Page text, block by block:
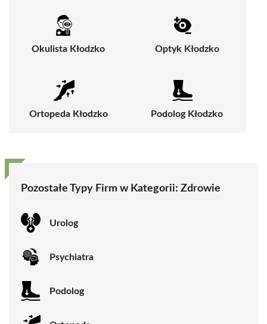
Okulista Kłodzko Optyk Kłodzko
Ortopeda Kłodzko Podolog Kłodzko
Pozostałe Typy Firm w Kategorii: Zdrowie
Urolog
Psychiatra
Podolog